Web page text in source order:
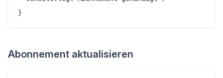
Abonnement aktualisieren